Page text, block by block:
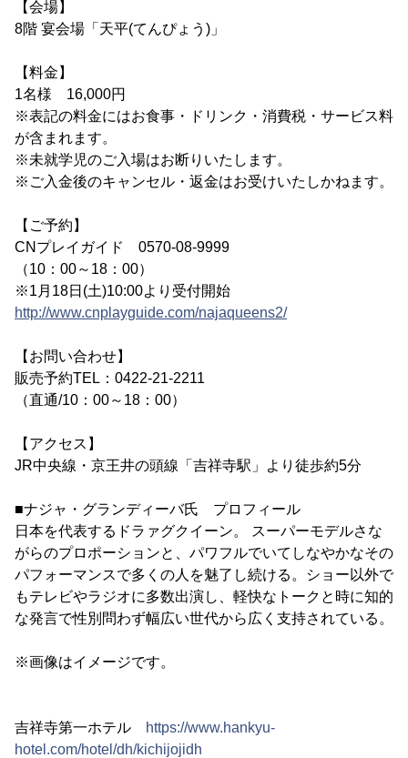
【会場】
8階 宴会場「天平(てんぴょう)」
【料金】
1名様 16,000円
※表記の料金にはお食事・ドリンク・消費税・サービス料
が含まれます。
※未就学児のご入場はお断りいたします。
※ご入金後のキャンセル・返金はお受けいたしかねます。
【ご予約】
CNプレイガイド 0570-08-9999
（10：00～18：00）
※1月18日(土)10:00より受付開始
http://www.cnplayguide.com/najaqueens2/
【お問い合わせ】
販売予約TEL：0422-21-2211
（直通/10：00～18：00）
【アクセス】
JR中央線・京王井の頭線「吉祥寺駅」より徒歩約5分
■ナジャ・グランディーバ氏 プロフィール
日本を代表するドラァグクイーン。 スーパーモデルさな
がらのプロポーションと、パワフルでいてしなやかなその
パフォーマンスで多くの人を魅了し続ける。ショー以外で
もテレビやラジオに多数出演し、軽快なトークと時に知的
な発言で性別問わず幅広い世代から広く支持されている。
※画像はイメージです。
吉祥寺第一ホテル
https://www.hankyu-
hotel.com/hotel/dh/kichijojidh